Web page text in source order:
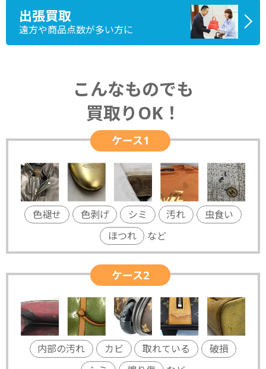
出張買取
遠方や商品点数が多い方に
こんなものでも
買取りOK！
ケース1
色褪せ 色剥げ シミ 汚れ
虫食い
ほつれ
など
ケース2
内部の汚れ カビ 取れている
破損